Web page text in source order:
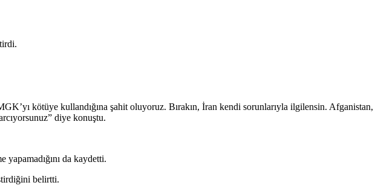
kötüye kullandığına şahit oluyoruz. Bırakın, İran kendi sorunlarıyla ilgilensin. Afganistan,
diye konuştu.
da kaydetti.
belirtti.